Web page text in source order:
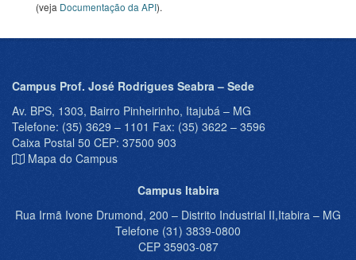
(veja Documentação da API).
Campus Prof. José Rodrigues Seabra – Sede
Av. BPS, 1303, Bairro Pinheirinho, Itajubá – MG
Telefone: (35) 3629 – 1101 Fax: (35) 3622 – 3596
Caixa Postal 50 CEP: 37500 903
Mapa do Campus
Campus Itabira
Rua Irmã Ivone Drumond, 200 – Distrito Industrial II,Itabira – MG
Telefone (31) 3839-0800
CEP 35903-087